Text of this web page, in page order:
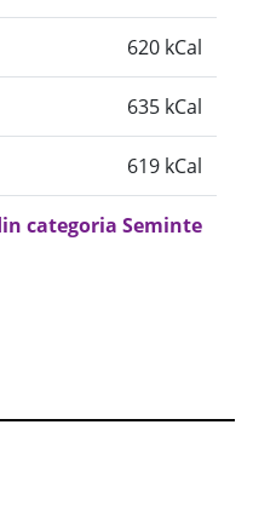
620 kCal
635 kCal
619 kCal
categoria Seminte